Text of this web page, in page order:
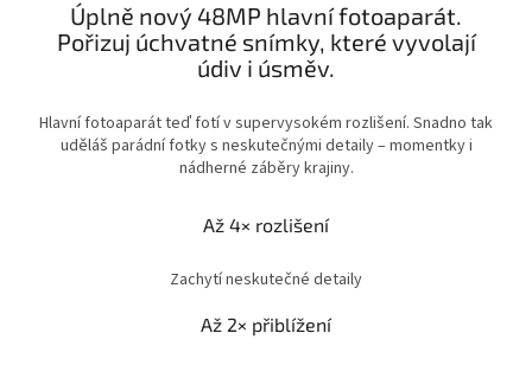
Úplně nový 48MP hlavní fotoaparát.
Pořizuj úchvatné snímky, které vyvolají
údiv i úsměv.
Hlavní fotoaparát teď fotí v supervysokém rozlišení. Snadno tak
uděláš parádní fotky s neskutečnými detaily – momentky i
nádherné záběry krajiny.
Až 4× rozlišení
Zachytí neskutečné detaily
Až 2× přiblížení